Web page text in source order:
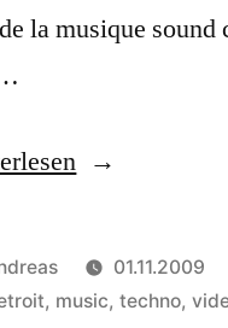
la musique
01.11.2009
, music,techno,